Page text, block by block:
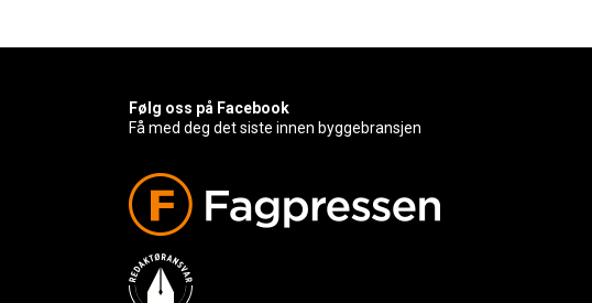
Følg oss på Facebook
Få med deg det siste innen byggebransjen